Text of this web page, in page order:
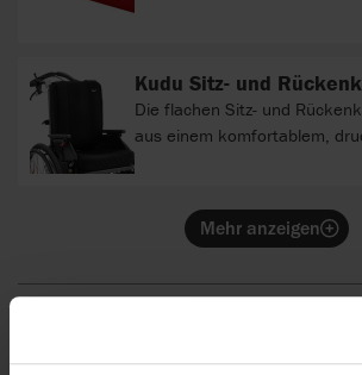
Kudu Sitz- und
Die flachen Sitz- und
aus einem komfortablem,
sicher und schnell im Kudu
Mehr anzeigen
Zubehör